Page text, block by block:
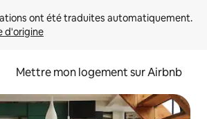
d'origine
Mettre mon logement sur Airbnb